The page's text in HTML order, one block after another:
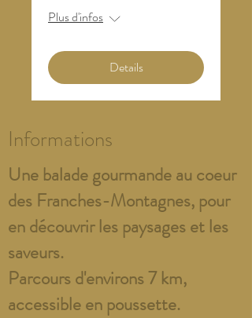
Plus d'infos
Details
Informations
Une balade gourmande au coeur
des Franches-Montagnes, pour
en découvrir les paysages et les
saveurs.
Parcours d'environs 7 km,
accessible en poussette.